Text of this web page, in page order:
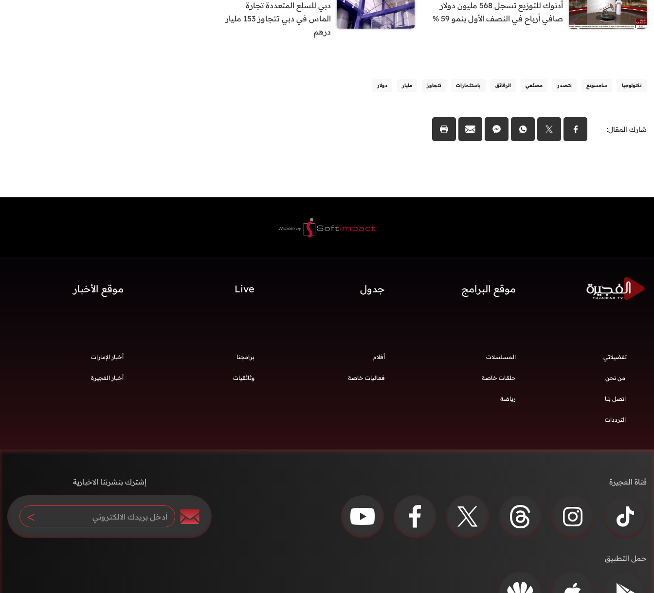
أدنوك للتوزيع تسجل 568 مليون دولار
صافي أرباح في النصف الأول بنمو 59 %
دبي للسلع المتعددة تجارة
الماس في دبي تتجاوز 153 مليار
درهم
تكنولوجيا سامسونغ تتصدر مصنّعي الرقائق باستثمارات تتجاوز مليار دولار
شارك المقال:
موقع البرامج جدول Live موقع الأخبار
تفضيلاتي
من نحن
اتصل بنا
الترددات
المسلسلات أفلام برامجنا
حلقات خاصة فعاليات خاصة وثائقيات
رياضة
أخبار الإمارات
أخبار الفجيرة
قناة الفجيرة
حمل التطبيق
إشترك بنشرتنا الاخبارية